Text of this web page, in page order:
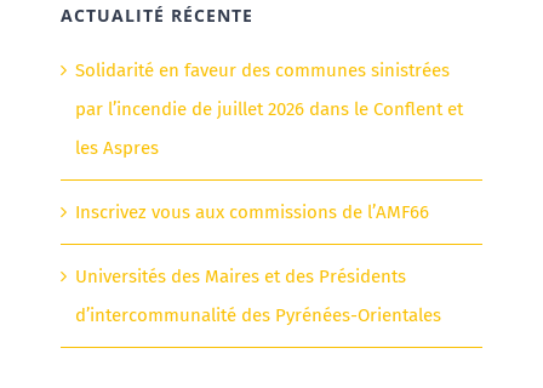
ACTUALITÉ RÉCENTE
Solidarité en faveur des communes sinistrées
par l’incendie de juillet 2026 dans le Conflent et
les Aspres
Inscrivez vous aux commissions de l’AMF66
Universités des Maires et des Présidents
d’intercommunalité des Pyrénées-Orientales